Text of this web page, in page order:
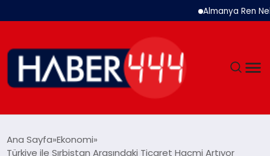
Almanya Ren
Ana Sayfa Ekonomi
Türkiye ile Sırbistan Arasındaki Ticaret Hacmi Artıyor